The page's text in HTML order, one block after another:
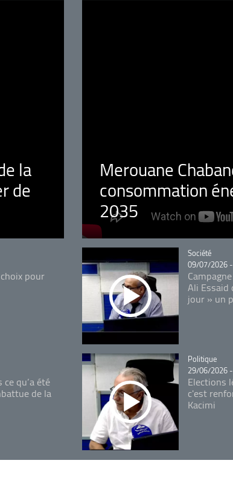
la
de
Merouane
consommation
2035
pour
Catégorie
Société
09/07/2026
Ali Essaid
jour » un
qu’a été
de la
Catégorie
Politique
29/06/2026
Elections
c'est
Kacimi